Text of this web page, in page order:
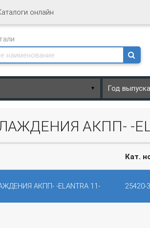
онлайн
▼
АКПП- -
Кат.
АКПП- -ELANTRA 11- 25420-